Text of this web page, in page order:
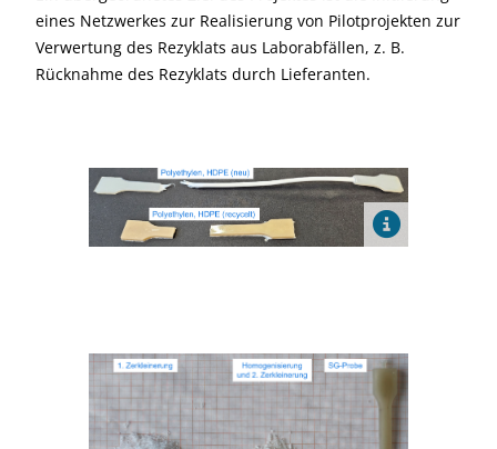
eines Netzwerkes zur Realisierung von Pilotprojekten zur
Verwertung des Rezyklats aus Laborabfällen, z. B.
Rücknahme des Rezyklats durch Lieferanten.